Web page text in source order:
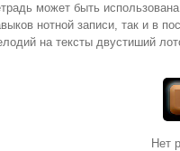
может быть
нотной записи, так и в
на тексты двустиший
Нет